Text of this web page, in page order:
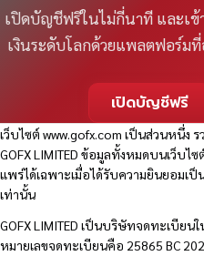
เปิดบัญชีฟรีในไม่กี่นาที และเข้
เงินระดับโลกด้วยแพลตฟอร์ม
เปิดบัญชีฟรี
เว็บไซต์www.gofx.com เป็นส่วนหนึ่ง ร
GOFX LIMITED ข้อมูลทั้งหมดบนเว็บ
แพร่ได้เฉพาะเมื่อได้รับความยินยอมเป็
เท่านั้น
GOFX LIMITED เป็นบริษัทจดทะเบียน
หมายเลขจดทะเบียนคือ 25865 BC